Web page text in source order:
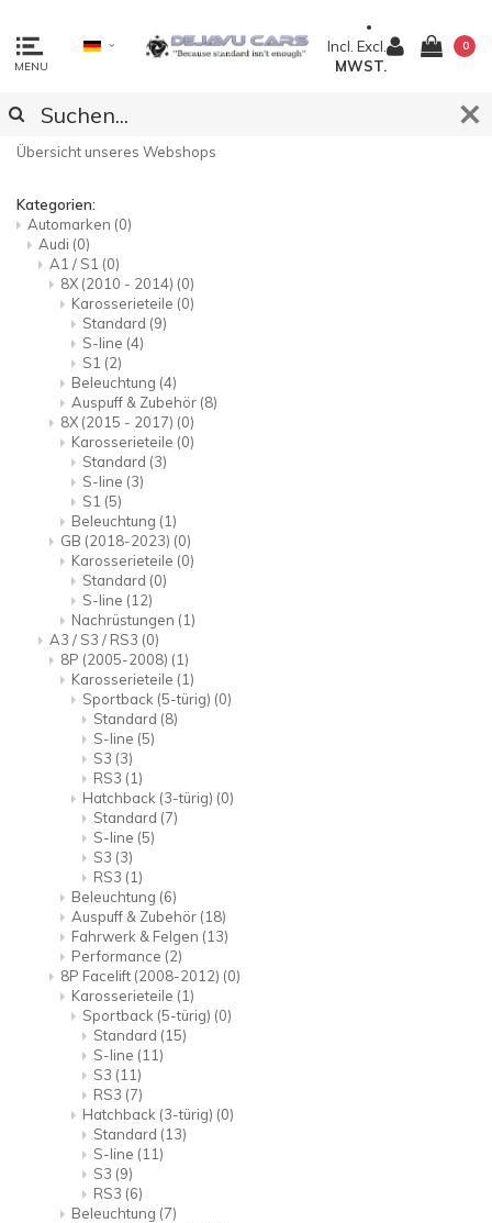
MENU
Incl. Excl.
MWST.
0
SITEMAP
Übersicht unseres Webshops
Kategorien:
Automarken (0)
Audi (0)
A1 / S1 (0)
8X (2010 - 2014) (0)
Karosserieteile (0)
Standard (9)
S-line (4)
S1 (2)
Beleuchtung (4)
Auspuff & Zubehör (8)
8X (2015 - 2017) (0)
Karosserieteile (0)
Standard (3)
S-line (3)
S1 (5)
Beleuchtung (1)
GB (2018-2023) (0)
Karosserieteile (0)
Standard (0)
S-line (12)
Nachrüstungen (1)
A3 / S3 / RS3 (0)
8P (2005-2008) (1)
Karosserieteile (1)
Sportback (5-türig) (0)
Standard (8)
S-line (5)
S3 (3)
RS3 (1)
Hatchback (3-türig) (0)
Standard (7)
S-line (5)
S3 (3)
RS3 (1)
Beleuchtung (6)
Auspuff & Zubehör (18)
Fahrwerk & Felgen (13)
Performance (2)
8P Facelift (2008-2012) (0)
Karosserieteile (1)
Sportback (5-türig) (0)
Standard (15)
S-line (11)
S3 (11)
RS3 (7)
Hatchback (3-türig) (0)
Standard (13)
S-line (11)
S3 (9)
RS3 (6)
Beleuchtung (7)